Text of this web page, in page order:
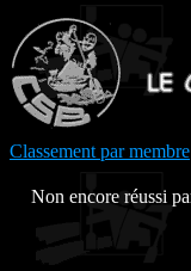
Classement par membre
Non encore réussi